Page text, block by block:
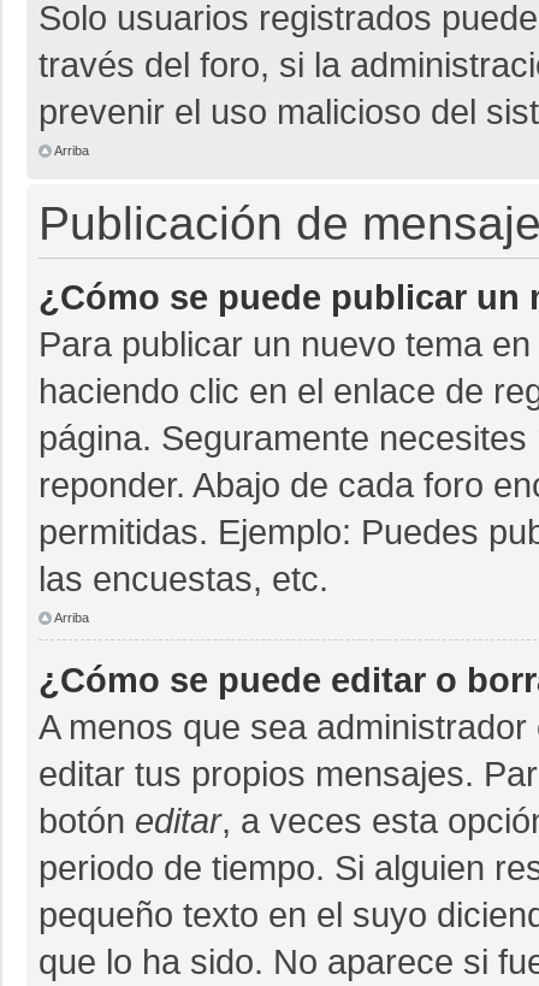
Solo usuarios registrados
través del foro, si la
prevenir el uso malicioso del
Arriba
Publicación de
¿Cómo se puede publicar un
Para publicar un nuevo tema
haciendo clic en el enlace de
página. Seguramente
reponder. Abajo de cada foro
permitidas. Ejemplo: Puedes
las encuestas, etc.
Arriba
¿Cómo se puede editar o
A menos que sea
editar tus propios mensajes.
botón editar, a veces esta
periodo de tiempo. Si alguien
pequeño texto en el suyo
que lo ha sido. No aparece si